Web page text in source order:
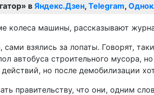
в Яндекс.Дзен, Telegram,
колеса машины, рассказывают
взялись за лопаты. Говорят,
строительного мусора,
но после демобилизации
правительству, что они, одним